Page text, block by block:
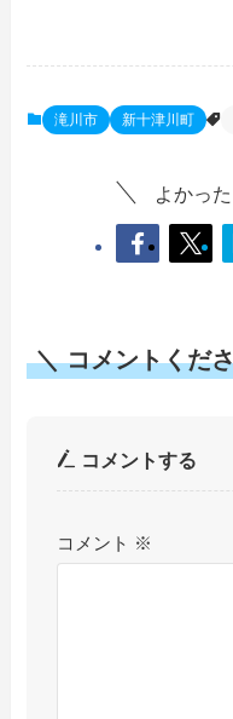
滝川市 新十津川町
よかっ
＼ コメントくだ
コメントする
コメント ※